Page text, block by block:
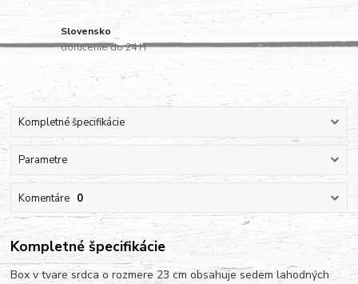
Slovensko
doručenie do 24 H
Kompletné špecifikácie
Parametre
Komentáre 0
Kompletné špecifikácie
Box v tvare srdca o rozmere 23 cm obsahuje sedem lahodných